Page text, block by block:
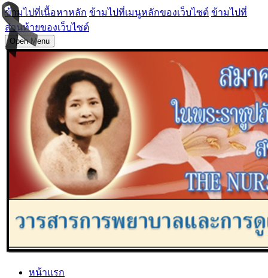
ข้ามไปที่เนื้อหาหลัก ข้ามไปที่เมนูหลักของเว็บไซต์ ข้ามไปที่
ส่วนท้ายของเว็บไซต์
Open Menu
หน้าแรก